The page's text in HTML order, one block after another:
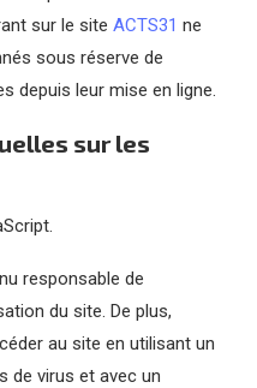
sur le site ACTS31 ne
sous réserve de
depuis leur mise en ligne.
sur les
responsable de
du site. De plus,
au site en utilisant un
de virus et avec un